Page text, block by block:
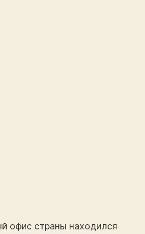
офис страны находился